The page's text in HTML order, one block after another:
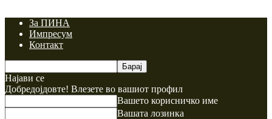
За ПИНА
Импресум
Контакт
Најави се
Добредојдовте! Влезете во вашиот профил
Вашето корисничко име
Вашата лозинка